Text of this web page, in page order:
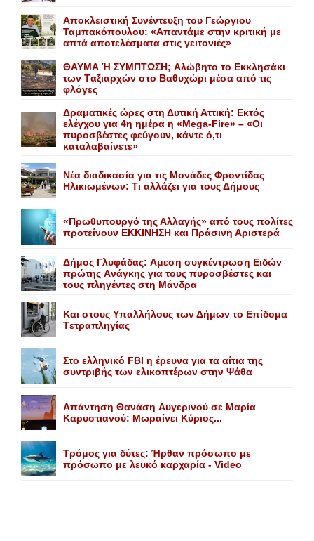
Αποκλειστική Συνέντευξη του Γεώργιου
Ταμπακόπουλου: «Απαντάμε στην κριτική με
απτά αποτελέσματα στις γειτονιές»
ΘΑΥΜΑ Ή ΣΥΜΠΤΩΣΗ; Aλώβητο το Eκκλησάκι
των Tαξιαρχών στο Bαθυχώρι μέσα από τις
φλόγες
Δραματικές ώρες στη Δυτική Αττική: Εκτός
ελέγχου για 4η ημέρα η «Mega-Fire» – «Οι
πυροσβέστες φεύγουν, κάντε ό,τι
καταλαβαίνετε»
Nέα διαδικασία για τις Mονάδες Φροντίδας
Hλικιωμένων: Tι αλλάζει για τους Δήμους
«Πρωθυπουργό της Αλλαγής» από τους πολίτες
προτείνουν EKKINHΣΗ και Πράσινη Αριστερά
Δήμος Γλυφάδας: Aμεση συγκέντρωση Eιδών
πρώτης Aνάγκης για τους πυροσβέστες και
τους πληγέντες στη Mάνδρα
Kαι στους Yπαλλήλους των Δήμων το Eπίδομα
Tετραπληγίας
Στο ελληνικό FBI η έρευνα για τα αίτια της
συντριβής των ελικοπτέρων στην Ψάθα
Aπάντηση Θανάση Aυγερινού σε Mαρία
Kαρυστιανού: Mωραίνει Kύριος...
Τρόμος για δύτες: Ήρθαν πρόσωπο με
πρόσωπο με λευκό καρχαρία - Video